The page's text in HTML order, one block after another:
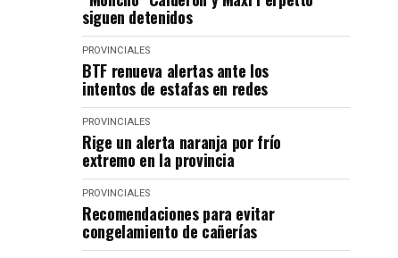
siguen detenidos
PROVINCIALES
BTF renueva alertas ante los
intentos de estafas en redes
PROVINCIALES
Rige un alerta naranja por frío
extremo en la provincia
PROVINCIALES
Recomendaciones para evitar
congelamiento de cañerías